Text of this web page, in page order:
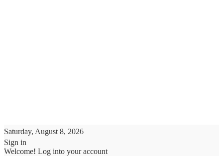
Saturday, August 8, 2026
Sign in
Welcome! Log into your account